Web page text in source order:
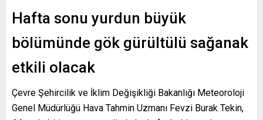
Hafta sonu yurdun büyük
bölümünde gök gürültülü sağanak
etkili olacak
Çevre Şehircilik ve İklim Değişikliği Bakanlığı Meteoroloji
Genel Müdürlüğü Hava Tahmin Uzmanı Fevzi Burak Tekin,